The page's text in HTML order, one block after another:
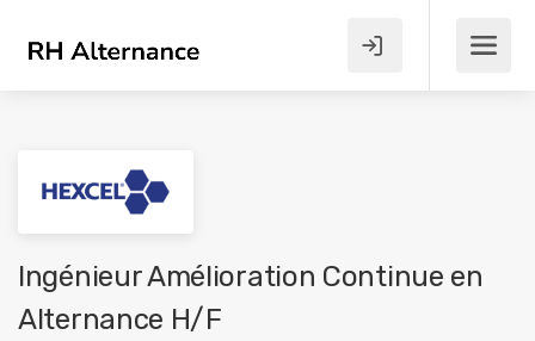
Ingénieur Amélioration Continue en
Alternance H/F